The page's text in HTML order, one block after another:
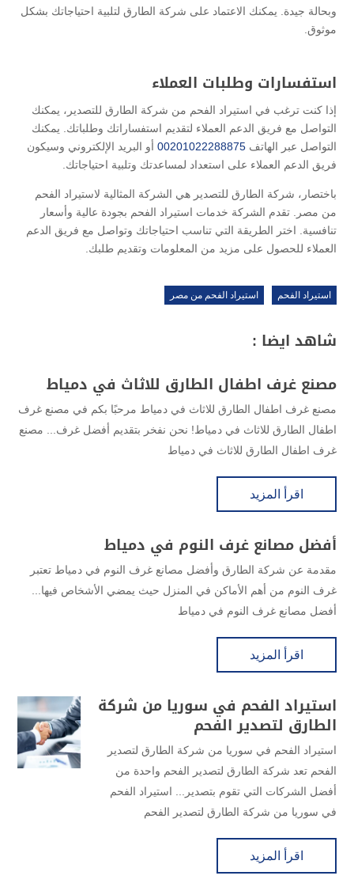
وبحالة جيدة. يمكنك الاعتماد على شركة الطارق لتلبية احتياجاتك بشكل
موثوق.
استفسارات وطلبات العملاء
إذا كنت ترغب في استيراد الفحم من شركة الطارق للتصدير، يمكنك
التواصل مع فريق الدعم العملاء لتقديم استفساراتك وطلباتك. يمكنك
التواصل عبر الهاتف 00201022288875 أو البريد الإلكتروني وسيكون
فريق الدعم العملاء على استعداد لمساعدتك وتلبية احتياجاتك.
باختصار، شركة الطارق للتصدير هي الشركة المثالية لاستيراد الفحم
من مصر. تقدم الشركة خدمات استيراد الفحم بجودة عالية وأسعار
تنافسية. اختر الطريقة التي تناسب احتياجاتك وتواصل مع فريق الدعم
العملاء للحصول على مزيد من المعلومات وتقديم طلبك.
استيراد الفحم استيراد الفحم من مصر
شاهد ايضا :
مصنع غرف اطفال الطارق للاثاث في دمياط
مصنع غرف اطفال الطارق للاثاث في دمياط مرحبًا بكم في مصنع غرف
اطفال الطارق للاثاث في دمياط! نحن نفخر بتقديم أفضل غرف... مصنع
غرف اطفال الطارق للاثاث في دمياط
اقرأ المزيد
أفضل مصانع غرف النوم في دمياط
مقدمة عن شركة الطارق وأفضل مصانع غرف النوم في دمياط تعتبر
غرف النوم من أهم الأماكن في المنزل حيث يمضي الأشخاص فيها...
أفضل مصانع غرف النوم في دمياط
اقرأ المزيد
استيراد الفحم في سوريا من شركة
الطارق لتصدير الفحم
استيراد الفحم في سوريا من شركة الطارق لتصدير
الفحم تعد شركة الطارق لتصدير الفحم واحدة من
أفضل الشركات التي تقوم بتصدير... استيراد الفحم
في سوريا من شركة الطارق لتصدير الفحم
اقرأ المزيد